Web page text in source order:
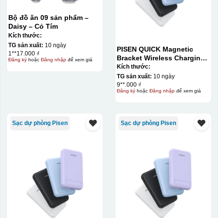
Bộ đồ ăn 09 sản phẩm –
Daisy – Cỏ Tím
Kích thước:
TG sản xuất: 10 ngày
1**17.000 ₫
Đăng kýhoặc Đăng nhậpđể xem giá
PISEN QUICK Magnetic
Bracket Wireless Charging
Power Bank PD296C-1
10000 (20W) (LS-
DY240/Purple) Carton – CN
Kích thước:
TG sản xuất: 10 ngày
9**.000 ₫
Đăng kýhoặc Đăng nhậpđể xem giá
Sạc dự phòng Pisen Sạc dự phòng Pisen